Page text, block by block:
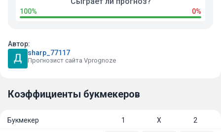
100% 0%
Автор:
sharp_77117
Прогнозист сайта Vprognoze
Коэффициенты букмекеров
Букмекер 1 Х 2